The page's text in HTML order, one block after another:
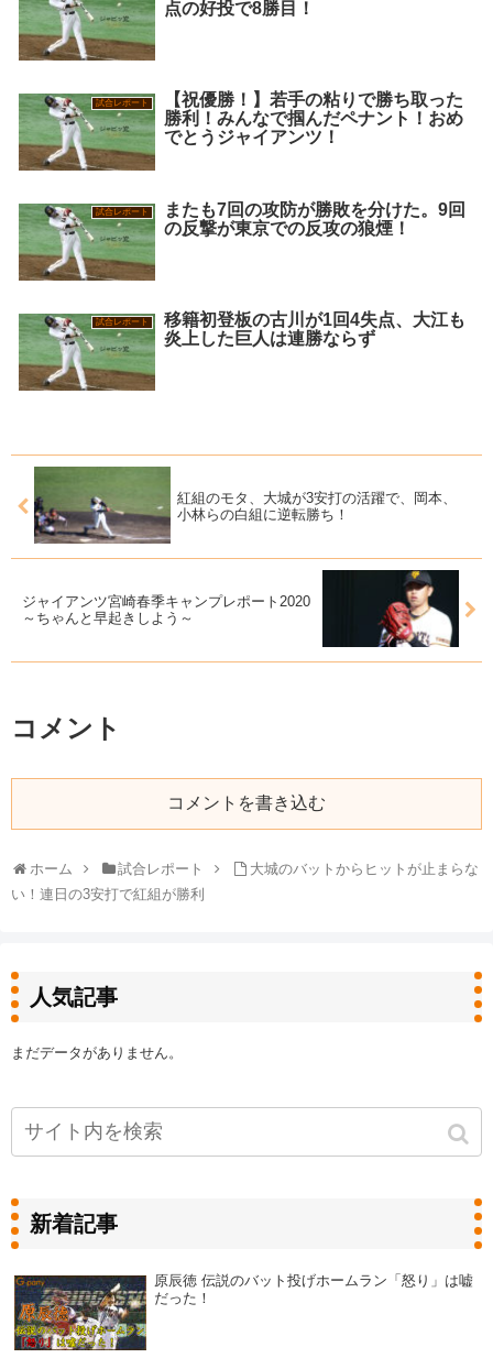
点の好投で8勝目！
試合レポート
【祝優勝！】若手の粘りで勝ち取った
勝利！みんなで掴んだペナント！おめ
でとうジャイアンツ！
試合レポート
またも7回の攻防が勝敗を分けた。9回
の反撃が東京での反攻の狼煙！
試合レポート
移籍初登板の古川が1回4失点、大江も
炎上した巨人は連勝ならず
紅組のモタ、大城が3安打の活躍で、岡本、
小林らの白組に逆転勝ち！
ジャイアンツ宮崎春季キャンプレポート2020
～ちゃんと早起きしよう～
コメント
コメントを書き込む
ホーム 試合レポート
大城のバットからヒットが止まらな
い！連日の3安打で紅組が勝利
人気記事
まだデータがありません。
新着記事
原辰徳 伝説のバット投げホームラン「怒り」は嘘
だった！